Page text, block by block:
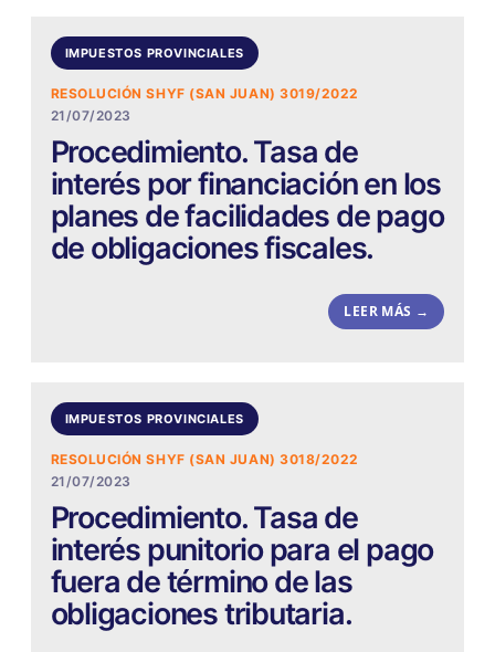
IMPUESTOS PROVINCIALES
RESOLUCIÓN SHYF (SAN JUAN) 3019/2022
21/07/2023
Procedimiento. Tasa de
interés por financiación en los
planes de facilidades de pago
de obligaciones fiscales.
LEER MÁS →
IMPUESTOS PROVINCIALES
RESOLUCIÓN SHYF (SAN JUAN) 3018/2022
21/07/2023
Procedimiento. Tasa de
interés punitorio para el pago
fuera de término de las
obligaciones tributaria.